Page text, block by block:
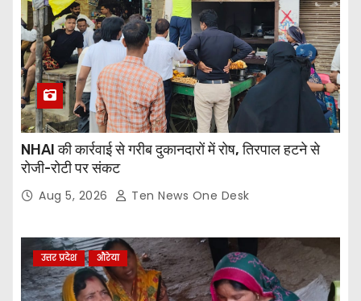
NHAI की कार्रवाई से गरीब दुकानदारों में रोष, तिरपाल हटने से
रोजी-रोटी पर संकट
Aug 5, 2026 Ten News One Desk
उत्तर प्रदेश औरेया